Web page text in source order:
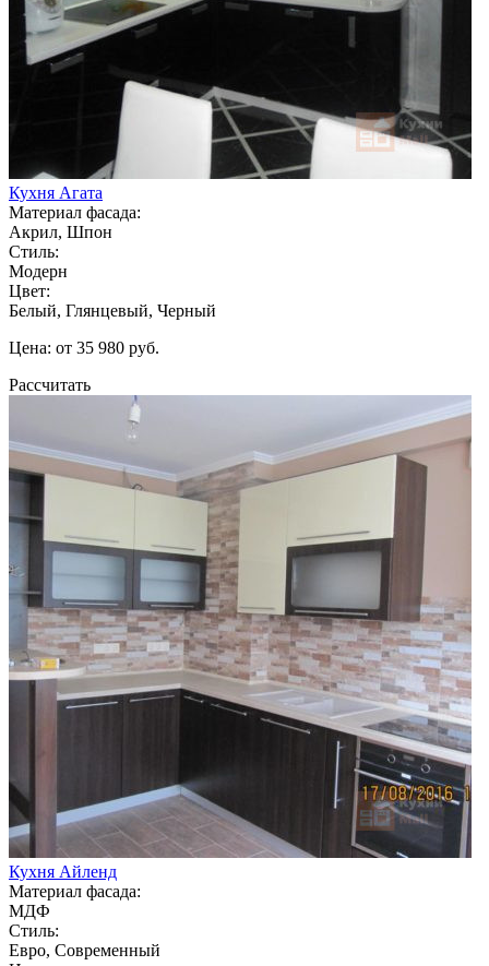
Кухня Агата
Материал фасада:
Акрил, Шпон
Стиль:
Модерн
Цвет:
Белый, Глянцевый, Черный
Цена: от 35 980 руб.
Рассчитать
Кухня Айленд
Материал фасада:
МДФ
Стиль:
Евро, Современный